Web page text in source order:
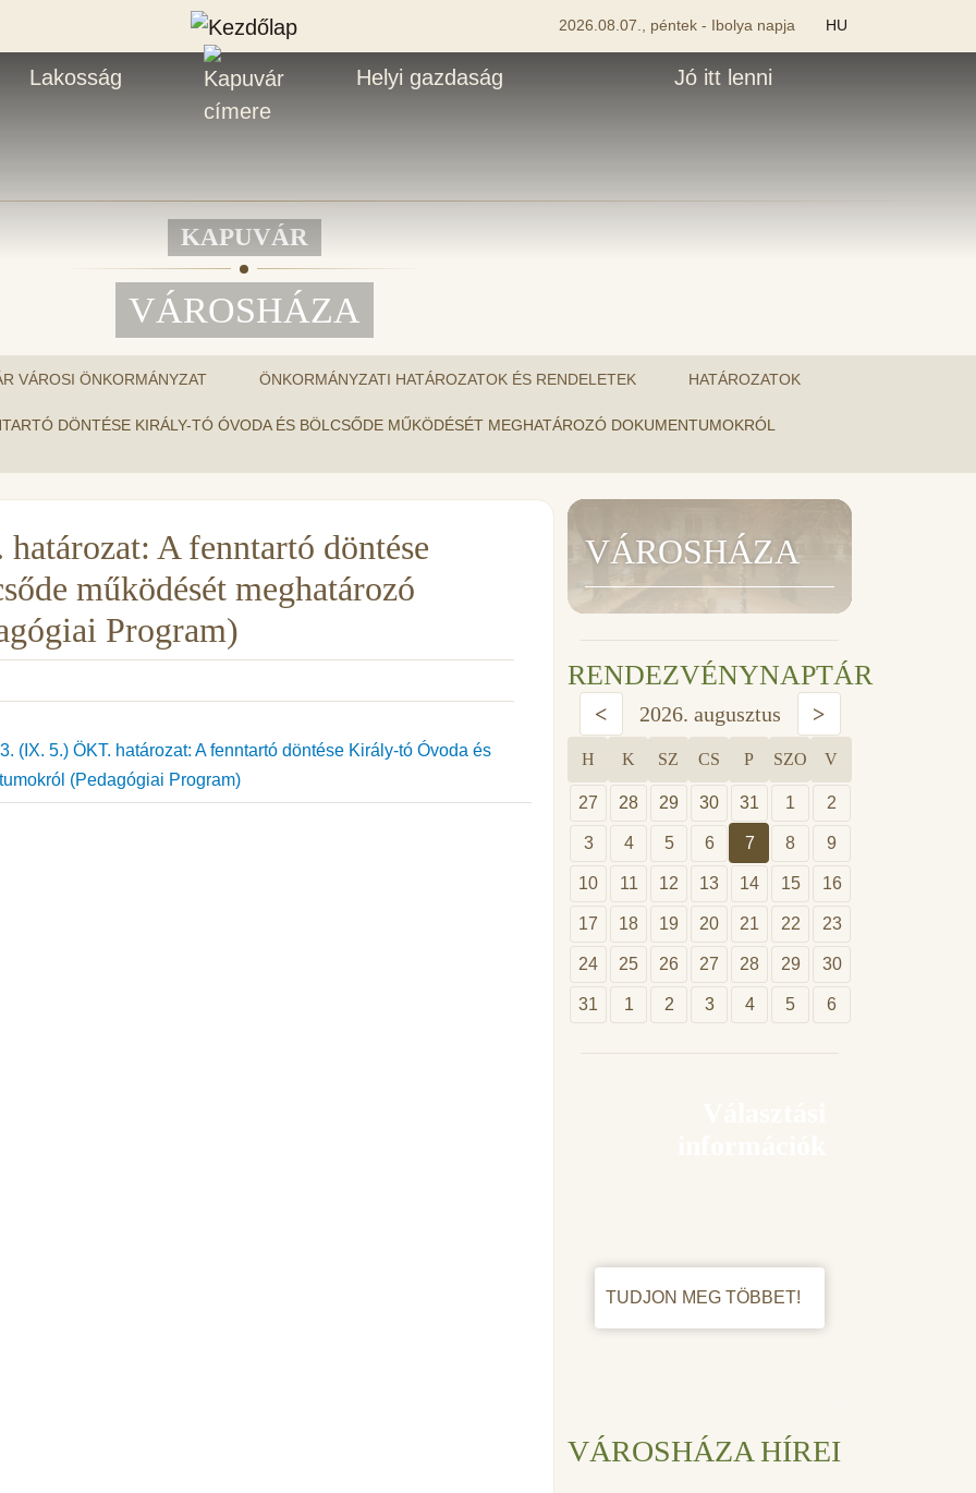
2026.08.07., péntek - Ibolya napja HU
Lakosság Helyi gazdaság Jó itt lenni
KAPUVÁR
VÁROSHÁZA
VÁROSI ÖNKORMÁNYZAT ÖNKORMÁNYZATI HATÁROZATOK ÉS RENDELETEK
HATÁROZATOK
DÖNTÉSE KIRÁLY-TÓ ÓVODA ÉS BÖLCSŐDE MŰKÖDÉSÉT MEGHATÁROZÓ DOKUMENTUMOKRÓL
A fenntartó döntése
működését meghatározó
Program)
(IX. 5.) ÖKT. határozat: A fenntartó döntése Király-tó Óvoda és
(Pedagógiai Program)
VÁROSHÁZA
RENDEZVÉNYNAPTÁR
< 2026. augusztus >
H K SZ CS P SZO V
27 28 29 30 31 1 2
3 4 5 6 7 8 9
10 11 12 13 14 15 16
17 18 19 20 21 22 23
24 25 26 27 28 29 30
31 1 2 3 4 5 6
TUDJON MEG TÖBBET!
VÁROSHÁZA HÍREI